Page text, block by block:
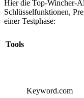
Hier die Top-Wincher-
Schlüsselfunktionen,
einer Testphase:
Tools
Keyword.com